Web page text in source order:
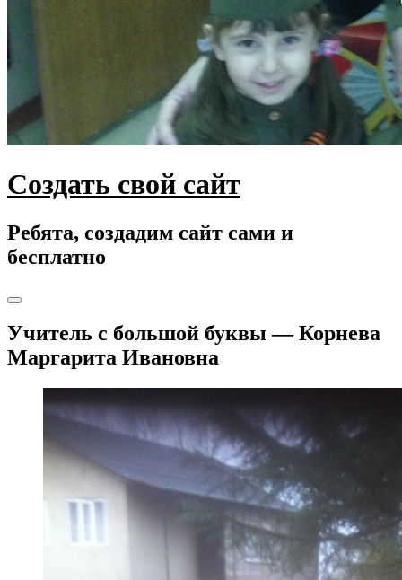
Создать свой сайт
Ребята, создадим сайт сами и
бесплатно
Toggle
Учитель с большой буквы — Корнева
Маргарита Ивановна